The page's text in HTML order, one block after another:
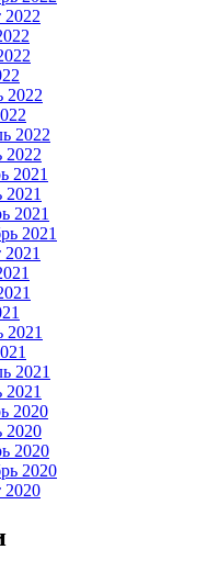
2022
2022
2022
2022
2021
2021
2021
2021
2021
2021
2021
2020
2020
2020
2020
2020